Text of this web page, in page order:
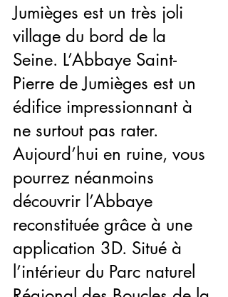
Jumièges est un très joli
village du bord de la
Seine. L’Abbaye Saint-
Pierre de Jumièges est un
édifice impressionnant à
ne surtout pas rater.
Aujourd’hui en ruine, vous
pourrez néanmoins
découvrir l’Abbaye
reconstituée grâce à une
application 3D. Situé à
l’intérieur du Parc naturel